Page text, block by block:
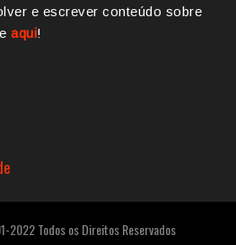
e escrever conteúdo sobre
aqui!
Todos os Direitos Reservados